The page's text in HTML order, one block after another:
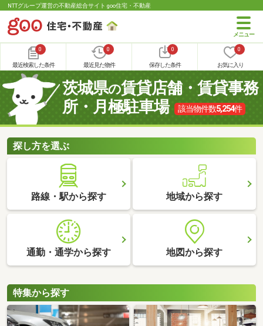
NTTグループ運営の不動産総合サイト goo住宅・不動産
0
最近検索した条件
0
最近見た物件
0
保存した条件
0
お気に入り
茨城県の賃貸店舗・賃貸事務
所・月極駐車場
該当物件数5,254件
探し方を選ぶ
路線・駅から探す 地域から探す
通勤・通学から探す 地図から探す
特集から探す